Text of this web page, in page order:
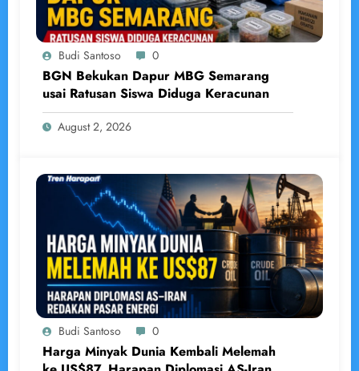
Budi Santoso 0
BGN Bekukan Dapur MBG Semarang
usai Ratusan Siswa Diduga Keracunan
August 2, 2026
Budi Santoso 0
Harga Minyak Dunia Kembali Melemah